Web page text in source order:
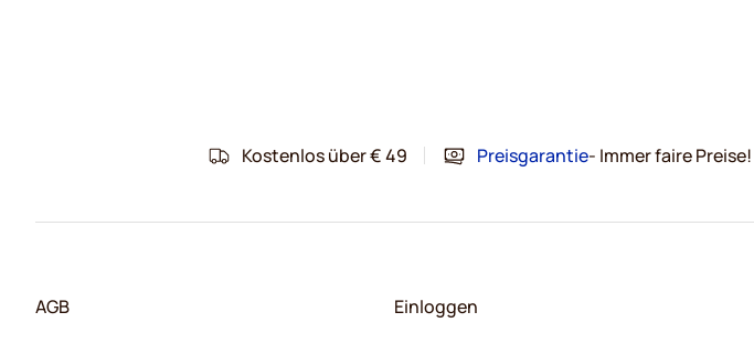
Kostenlos über € 49 Preisgarantie- Immer faire Preise!
AGB Einloggen